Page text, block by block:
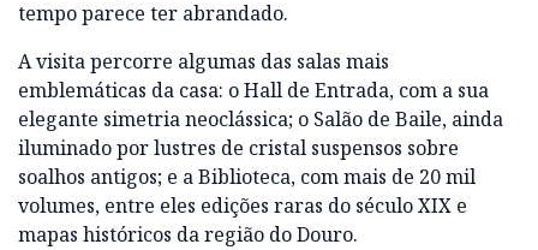
tempo parece ter abrandado.
A visita percorre algumas das salas mais
emblemáticas da casa: o Hall de Entrada, com a sua
elegante simetria neoclássica; o Salão de Baile, ainda
iluminado por lustres de cristal suspensos sobre
soalhos antigos; e a Biblioteca, com mais de 20 mil
volumes, entre eles edições raras do século XIX e
mapas históricos da região do Douro.